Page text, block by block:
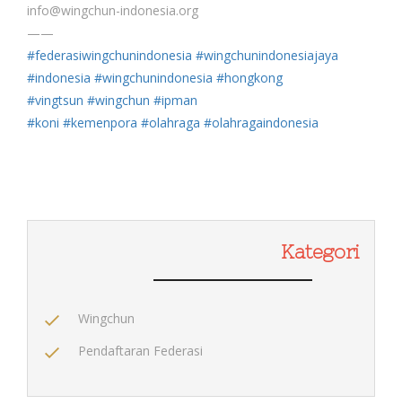
info@wingchun-indonesia.org
——
#federasiwingchunindonesia #wingchunindonesiajaya
#indonesia #wingchunindonesia #hongkong
#vingtsun #wingchun #ipman
#koni #kemenpora #olahraga #olahragaindonesia
Kategori
Wingchun
Pendaftaran Federasi